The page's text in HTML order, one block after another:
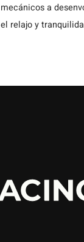
mecánicos a
el relajo y